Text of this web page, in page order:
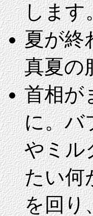
します
夏が終
真夏の
首相が
に。バ
やミル
たい何
を回り